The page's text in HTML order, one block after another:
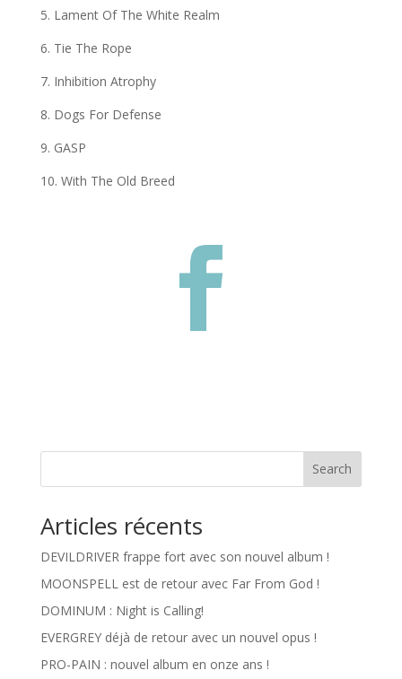
5. Lament Of The White Realm
6. Tie The Rope
7. Inhibition Atrophy
8. Dogs For Defense
9. GASP
10. With The Old Breed

Search
Articles récents
DEVILDRIVER frappe fort avec son nouvel album !
MOONSPELL est de retour avec Far From God !
DOMINUM : Night is Calling!
EVERGREY déjà de retour avec un nouvel opus !
PRO-PAIN : nouvel album en onze ans !